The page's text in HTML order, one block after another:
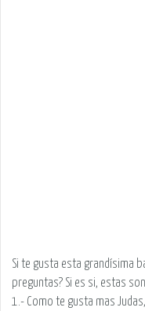
Si te gusta esta grandísima
preguntas? Si es si, estas
1.- Como te gusta mas